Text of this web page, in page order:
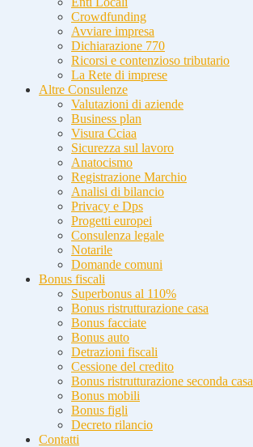
Crowdfunding
Avviare impresa
Dichiarazione 770
Ricorsi e contenzioso tributario
La Rete di imprese
Altre Consulenze
Valutazioni di aziende
Business plan
Visura Cciaa
Sicurezza sul lavoro
Anatocismo
Registrazione Marchio
Analisi di bilancio
Privacy e Dps
Progetti europei
Consulenza legale
Notarile
Domande comuni
Bonus fiscali
Superbonus al 110%
Bonus ristrutturazione casa
Bonus facciate
Bonus auto
Detrazioni fiscali
Cessione del credito
Bonus ristrutturazione seconda casa
Bonus mobili
Bonus figli
Decreto rilancio
Contatti